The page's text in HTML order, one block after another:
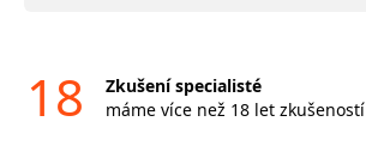
18
Zkušení specialisté
máme více než 18 let zkušeností